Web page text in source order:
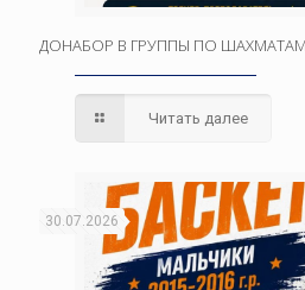
ДОНАБОР В ГРУППЫ ПО
Читать далее
30.07.2026